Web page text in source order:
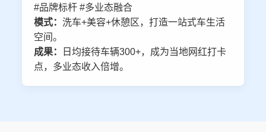
#品牌标杆 #多业态融合
模式：洗车+美容+休憩区，打造一站式车生活
空间。
成果：
日均接待车辆300+，成为当地网红打卡
点，多业态收入倍增。